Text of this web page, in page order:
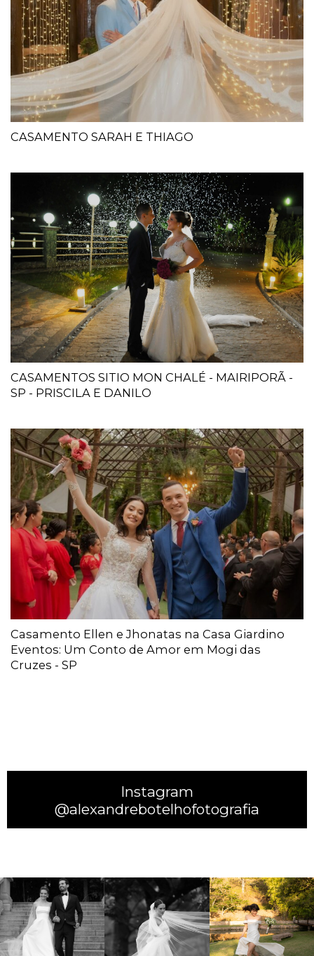
CASAMENTO SARAH E THIAGO
CASAMENTOS SITIO MON CHALÉ - MAIRIPORÃ -
SP - PRISCILA E DANILO
Casamento Ellen e Jhonatas na Casa Giardino
Eventos: Um Conto de Amor em Mogi das
Cruzes - SP
Instagram
@alexandrebotelhofotografia